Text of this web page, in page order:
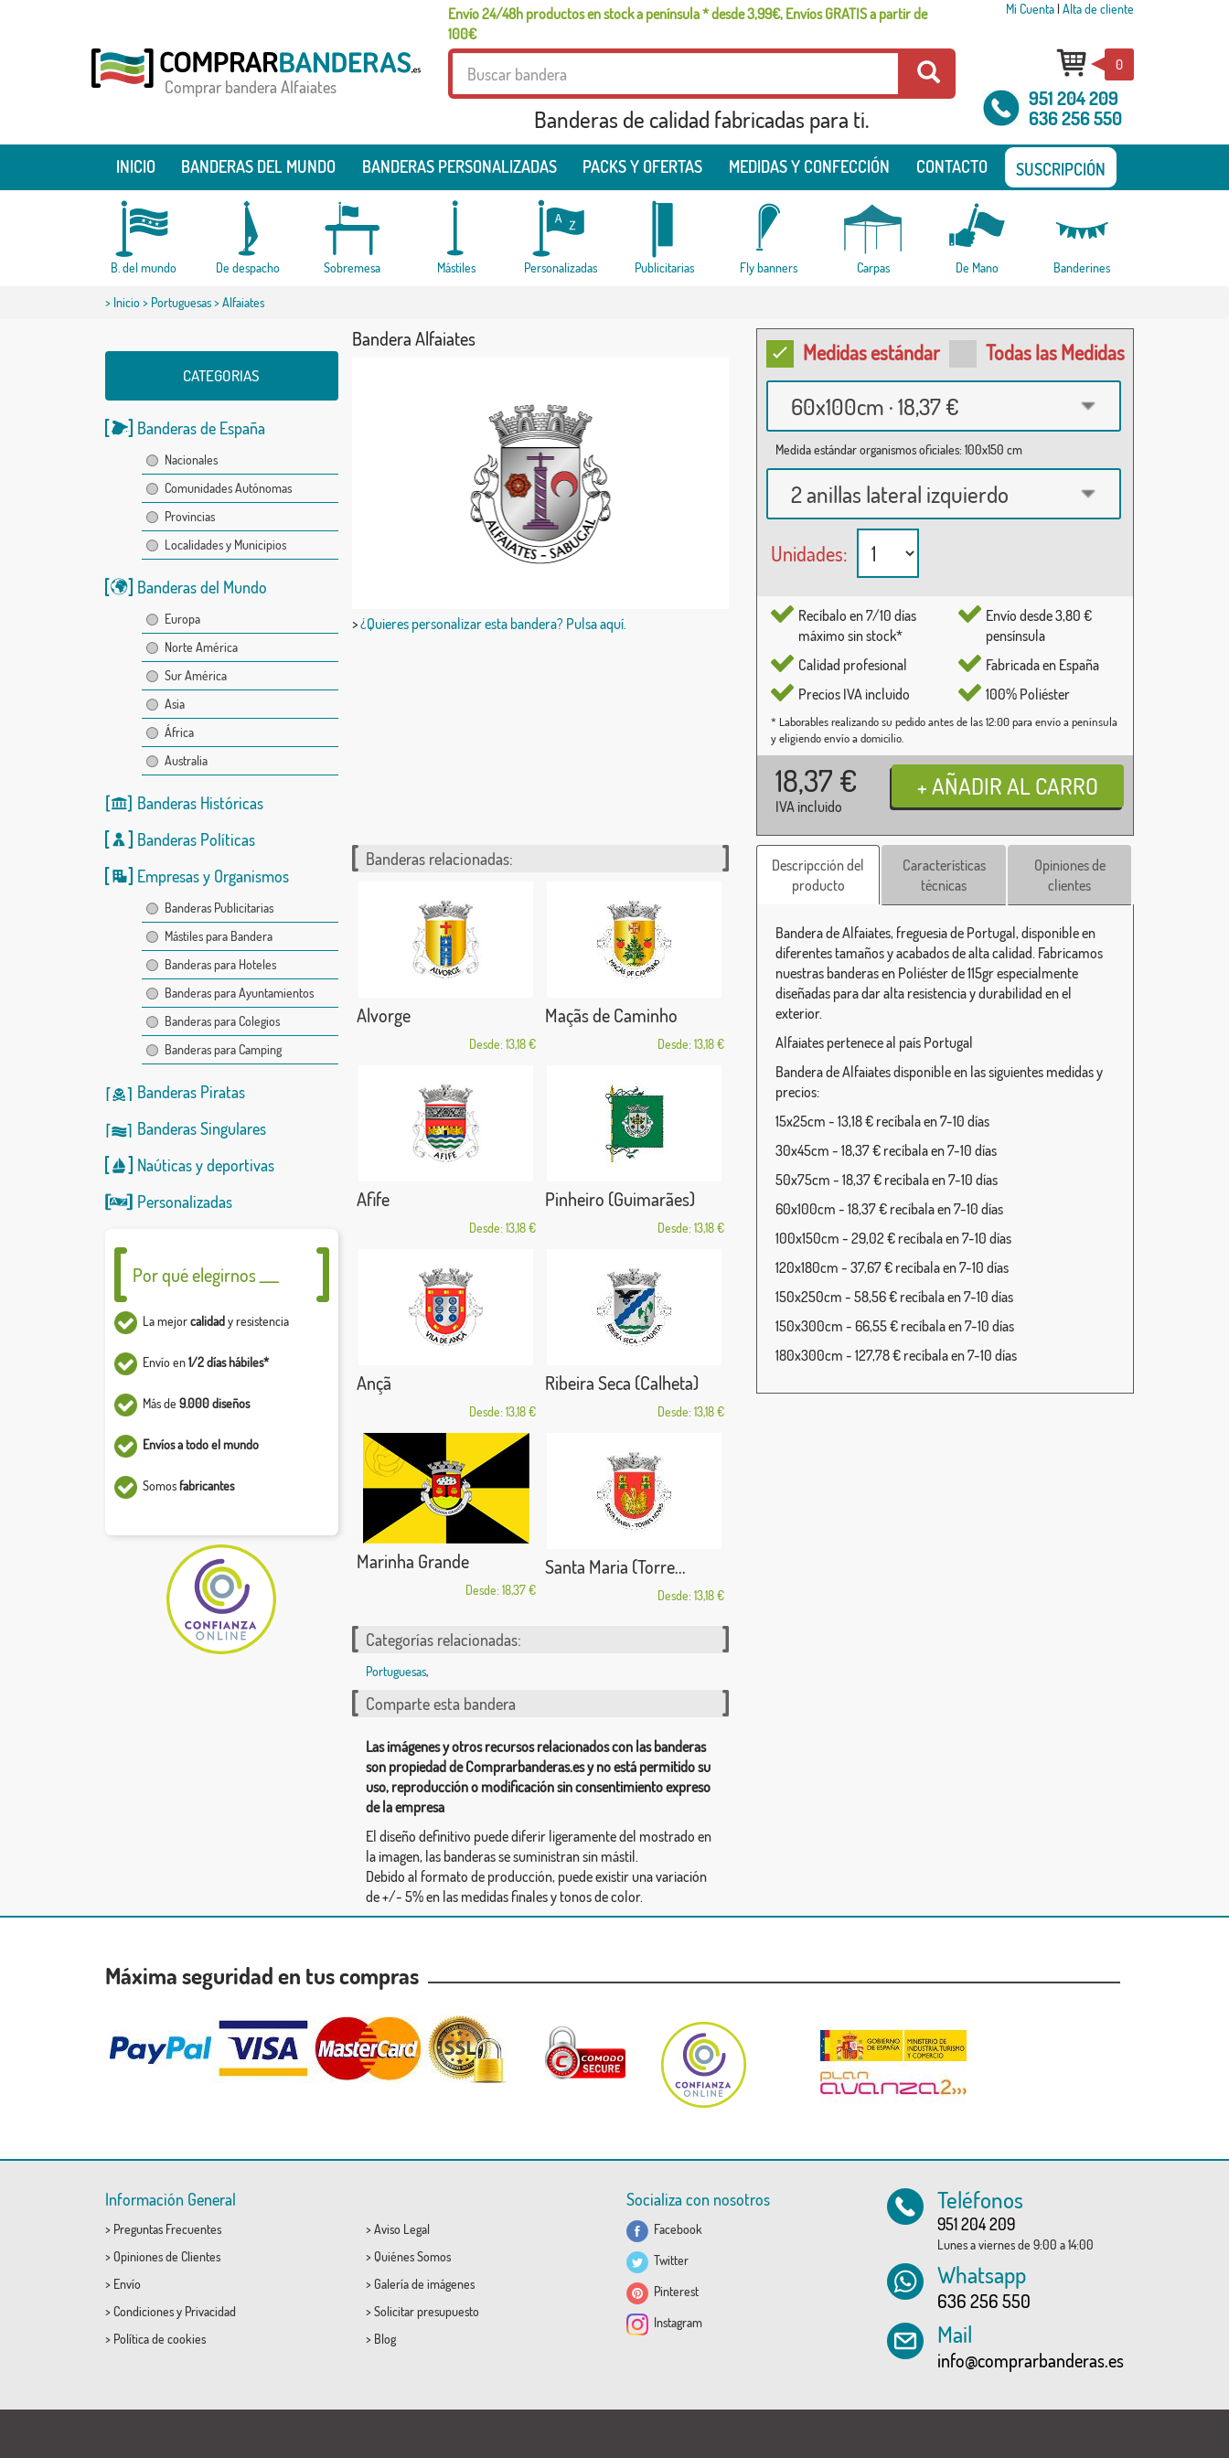
Envío 24/48h productos en stock a península * desde 3,99€, Envíos GRATIS a partir de
100€
Mi Cuenta| Alta de cliente
Comprar bandera Alfaiates
Banderas de calidad fabricadas para ti.
0
951 204 209
636 256 550
INICIO BANDERAS DEL MUNDO BANDERAS PERSONALIZADAS PACKS Y OFERTAS MEDIDAS Y CONFECCIÓN CONTACTO SUSCRIPCIÓN
B. del mundo De despacho Sobremesa Mástiles Personalizadas Publicitarias Fly banners Carpas De Mano Banderines
> Inicio> Portuguesas> Alfaiates
CATEGORIAS
Banderas de España
Nacionales
Comunidades Autónomas
Provincias
Localidades y Municipios
Banderas del Mundo
Europa
Norte América
Sur América
Asia
África
Australia
Banderas Históricas
Banderas Políticas
Empresas y Organismos
Banderas Publicitarias
Mástiles para Bandera
Banderas para Hoteles
Banderas para Ayuntamientos
Banderas para Colegios
Banderas para Camping
Banderas Piratas
Banderas Singulares
Naúticasydeportivas
Personalizadas
Por qué elegirnos ___
La mejorcalidady resistencia
Envío en1/2 días hábiles*
Más de 9.000 diseños
Envíos a todo el mundo
Somosfabricantes
Bandera Alfaiates
>¿Quieres personalizar esta bandera? Pulsa aquí.
Medidas estándar Todas las Medidas
60x100cm · 18,37 €
Medida estándar organismos oficiales: 100x150 cm
2 anillas lateral izquierdo
Unidades:
Recíbalo en 7/10 días
máximo sin stock*
Calidad profesional
Precios IVA incluido
Envío desde 3,80 €
pensínsula
Fabricada en España
100% Poliéster
* Laborables realizando su pedido antes de las 12:00 para envío a península
y eligiendo envío a domicilio.
18,37 €
IVA incluido
Banderas relacionadas:
Alvorge
Desde: 13,18 €
Maçãs de Caminho
Desde: 13,18 €
Afife
Desde: 13,18 €
Pinheiro (Guimarães)
Desde: 13,18 €
Ançã
Desde: 13,18 €
Ribeira Seca (Calheta)
Desde: 13,18 €
Marinha Grande
Desde: 18,37 €
Santa Maria (Torre...
Desde: 13,18 €
Categorías relacionadas:
Portuguesas,
Comparte esta bandera
Las imágenes y otros recursos relacionados con las banderas
son propiedad de Comprarbanderas.es y no está permitido su
uso, reproducción o modificación sin consentimiento expreso
de la empresa
El diseño definitivo puede diferir ligeramente del mostrado en
la imagen, las banderas se suministran sin mástil.
Debido al formato de producción, puede existir una variación
de +/- 5% en las medidas finales y tonos de color.
Descripcción del
producto
Características
técnicas
Opiniones de
clientes
Bandera de Alfaiates, freguesia de Portugal, disponible en
diferentes tamaños y acabados de alta calidad. Fabricamos
nuestras banderas en Poliéster de 115gr especialmente
diseñadas para dar alta resistencia y durabilidad en el
exterior.
Alfaiates pertenece al país Portugal
Bandera de Alfaiates disponible en las siguientes medidas y
precios:
15x25cm - 13,18 € recíbala en 7-10 días
30x45cm - 18,37 € recíbala en 7-10 días
50x75cm - 18,37 € recíbala en 7-10 días
60x100cm - 18,37 € recíbala en 7-10 días
100x150cm - 29,02 € recíbala en 7-10 días
120x180cm - 37,67 € recíbala en 7-10 días
150x250cm - 58,56 € recíbala en 7-10 días
150x300cm - 66,55 € recíbala en 7-10 días
180x300cm - 127,78 € recíbala en 7-10 días
Máxima seguridad en tus compras
Información General
> Preguntas Frecuentes
> Opiniones de Clientes
> Envío
> Condicionesy Privacidad
> Política de cookies
> Aviso Legal
> Quiénes Somos
> Galería de imágenes
> Solicitar presupuesto
> Blog
Socializa con nosotros
Facebook
Twitter
Pinterest
Instagram
Teléfonos
951 204 209
Lunes a viernes de 9:00 a 14:00
Whatsapp
636 256 550
Mail
info@comprarbanderas.es